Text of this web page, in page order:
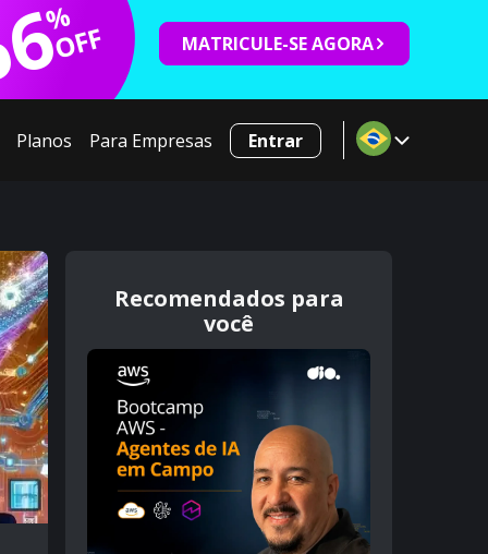
%
OFF MATRICULE-SE AGORA
Planos Para Empresas Entrar
Recomendados para
você